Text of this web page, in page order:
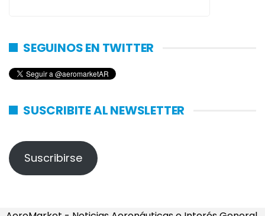
SEGUINOS EN TWITTER
SUSCRIBITE AL NEWSLETTER
Suscribirse